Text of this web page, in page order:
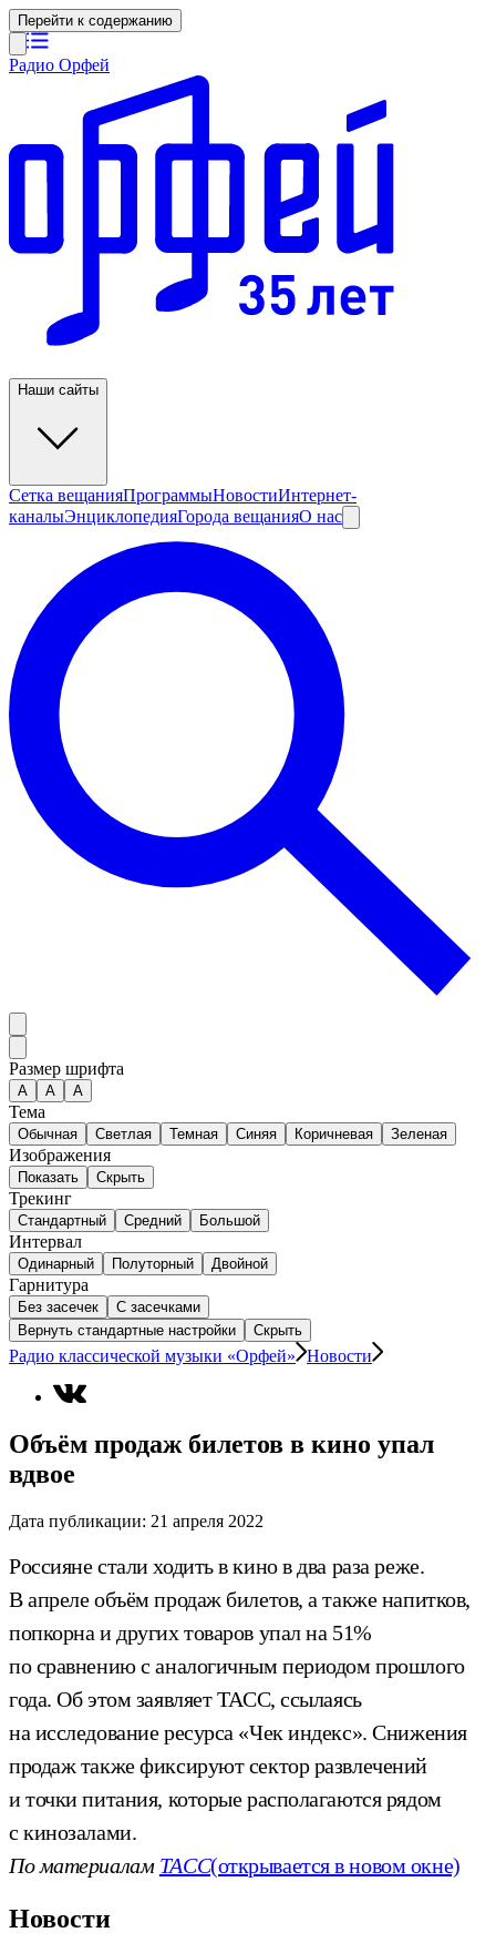
Перейти к содержанию
Радио Орфей
Наши сайты
Сетка вещанияПрограммыНовостиИнтернет-
каналыЭнциклопедияГорода вещанияО нас
Размер шрифта
А A A
Тема
Обычная Светлая Темная Синяя Коричневая Зеленая
Изображения
Показать Скрыть
Трекинг
Стандартный Средний Большой
Интервал
Одинарный Полуторный Двойной
Гарнитура
Без засечек
С засечками
Вернуть стандартные настройки
Скрыть
Радио классической музыки «Орфей» Новости
Объём продаж билетов в кино упал
вдвое
Дата публикации: 21 апреля 2022
Россияне стали ходить в кино в два раза реже.
В апреле объём продаж билетов, а также напитков,
попкорна и других товаров упал на 51%
по сравнению с аналогичным периодом прошлого
года. Об этом заявляет ТАСС, ссылаясь
на исследование ресурса «Чек индекс». Снижения
продаж также фиксируют сектор развлечений
и точки питания, которые располагаются рядом
с кинозалами.
По материалам ТАСС(открывается в новом окне)
Новости